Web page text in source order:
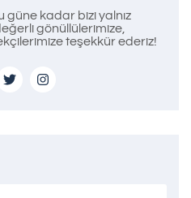
güne kadar bizi yalnız
gönüllülerimize,
teşekkür ederiz!